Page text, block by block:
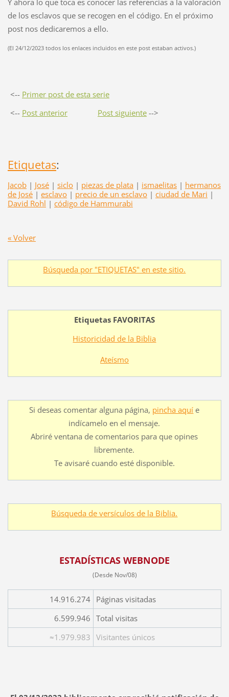
Y ahora lo que toca es conocer las referencias a la valoración
de los esclavos que se recogen en el código. En el próximo
post nos dedicaremos a ello.
(El 24/12/2023 todos los enlaces incluidos en este post estaban activos.)
<-- Primer post de esta serie
<-- Post anterior Post siguiente-->
Etiquetas:
Jacob | José | siclo | piezas de plata | ismaelitas | hermanos
de José | esclavo | precio de un esclavo | ciudad de Mari |
David Rohl | código de Hammurabi
« Volver
Búsqueda por "ETIQUETAS" en este sitio.
Etiquetas FAVORITAS
Historicidad de la Biblia
Ateísmo
Si deseas comentar alguna página, pincha aquí e
indícamelo en el mensaje.
Abriré ventana de comentarios para que opines
libremente.
Te avisaré cuando esté disponible.
Búsqueda de versículos de la Biblia.
ESTADÍSTICAS WEBNODE
(Desde Nov/08)
14.916.274
Páginas visitadas
6.599.946 Total visitas
≈1.979.983 Visitantes únicos